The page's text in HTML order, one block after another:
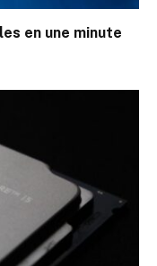
en une minute